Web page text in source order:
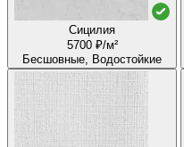
Сицилия
5700 ₽/м²
Бесшовные, Водостойкие